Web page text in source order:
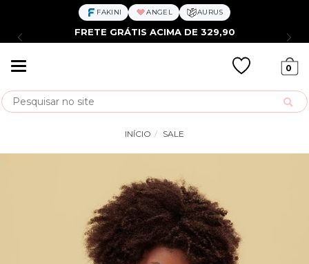
FAKINI ANGEL AURUS
FRETE GRÁTIS ACIMA DE 329,90
0
Busca
INÍCIO SALE